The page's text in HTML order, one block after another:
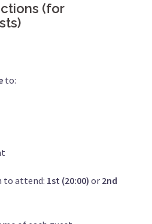
(for
to:
to attend: 1st (20:00) or 2nd